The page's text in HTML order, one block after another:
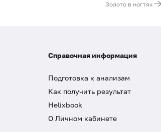
Золото в ногтях
Справочная информация
Подготовка к анализам
Как получить результат
Helixbook
О Личном кабинете